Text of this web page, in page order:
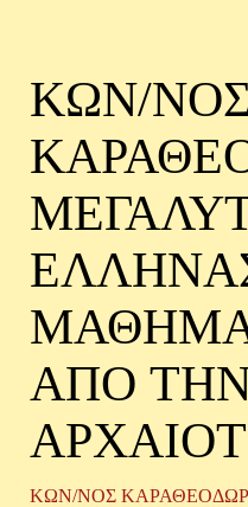
ΚΩΝ/
ΑΠO
ΚΩΝ/ΝΟΣ